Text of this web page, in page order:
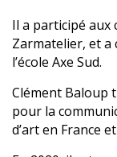
Il a participé aux
Zarmatelier, et a
l’école Axe Sud.
Clément Baloup
pour la
d’art en France